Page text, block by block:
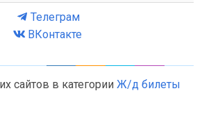
Телеграм
ВКонтакте
сайтов в категории Ж/д билеты